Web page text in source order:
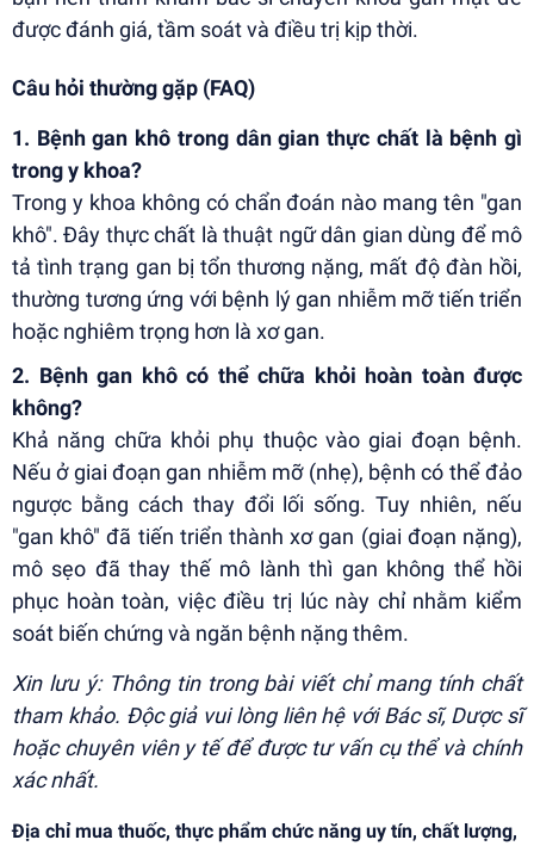
được đánh giá, tầm soát và điều trị kịp thời.
Câu hỏi thường gặp (FAQ)
1. Bệnh gan khô trong dân gian thực chất là bệnh gì
trong y khoa?
Trong y khoa không có chẩn đoán nào mang tên "gan
khô". Đây thực chất là thuật ngữ dân gian dùng để mô
tả tình trạng gan bị tổn thương nặng, mất độ đàn hồi,
thường tương ứng với bệnh lý gan nhiễm mỡ tiến triển
hoặc nghiêm trọng hơn là xơ gan.
2. Bệnh gan khô có thể chữa khỏi hoàn toàn được
không?
Khả năng chữa khỏi phụ thuộc vào giai đoạn bệnh.
Nếu ở giai đoạn gan nhiễm mỡ (nhẹ), bệnh có thể đảo
ngược bằng cách thay đổi lối sống. Tuy nhiên, nếu
"gan khô" đã tiến triển thành xơ gan (giai đoạn nặng),
mô sẹo đã thay thế mô lành thì gan không thể hồi
phục hoàn toàn, việc điều trị lúc này chỉ nhằm kiểm
soát biến chứng và ngăn bệnh nặng thêm.
Xin lưu ý: Thông tin trong bài viết chỉ mang tính chất
tham khảo. Độc giả vui lòng liên hệ với Bác sĩ, Dược sĩ
hoặc chuyên viên y tế để được tư vấn cụ thể và chính
xác nhất.
Địa chỉ mua thuốc, thực phẩm chức năng uy tín, chất lượng,